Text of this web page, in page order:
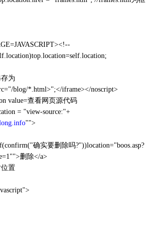
为
blog/*.html>";</iframe></noscript>
value=查看网页源代码
= "view-source:"+
"">
确实要删除吗?"))location="boos.asp?
删除</a>
置